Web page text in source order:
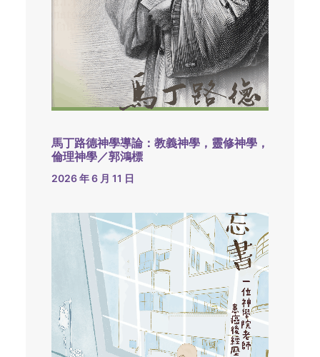
馬丁路德神學導論：教義神學，靈修神學，
倫理神學／郭鴻標
2026 年 6 月 11 日